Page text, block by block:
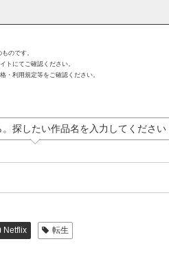
のです。
トにてご確認ください。
・利用規定等をご確認ください。
探したい作品名を入力してください
Netflix 転生